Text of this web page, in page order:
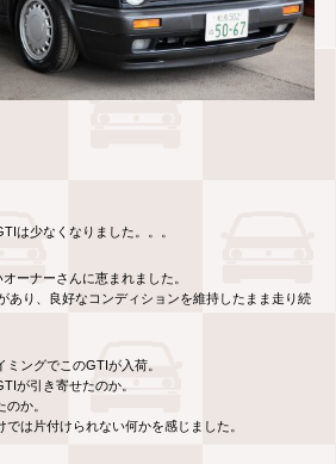
は少なくなりました。。。
ーナーさんに恵まれました。
あり、良好なコンディションを維持したまま走り続
ングでこのGTIが入荷。
が引き寄せたのか。
か。
は片付けられない何かを感じました。